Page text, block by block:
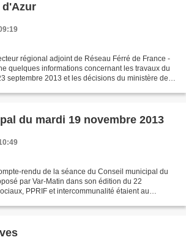
d'Azur
régional adjoint de Réseau Férré de France -
quelques informations concernant les travaux du
septembre 2013 et les décisions du ministère des
du mardi 19 novembre 2013
rendu de la séance du Conseil municipal du
par Var-Matin dans son édition du 22
PPRIF et intercommunalité étaient au